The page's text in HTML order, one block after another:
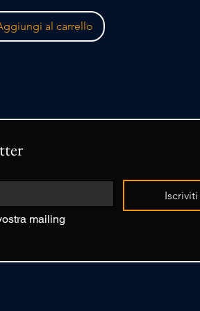
al carrello
Iscriviti
mailing